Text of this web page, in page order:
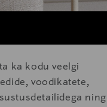
ka kodu veelgi
voodikatete,
ning